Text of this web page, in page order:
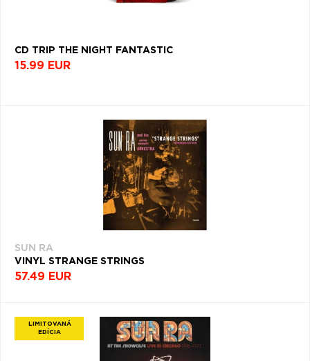
CD TRIP THE NIGHT FANTASTIC
15.99 EUR
SUN RA
VINYL STRANGE STRINGS
57.49 EUR
LIMITOVANÁ
EDÍCIA